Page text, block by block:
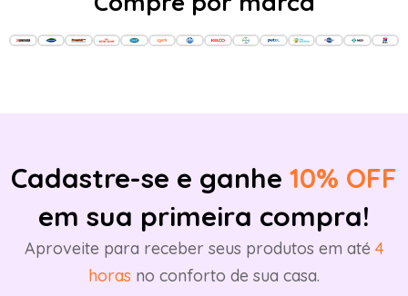
Cadastre-se e ganhe 10% OFF
em sua primeira compra!
Aproveite para receber seus produtos em até 4
horas no conforto de sua casa.